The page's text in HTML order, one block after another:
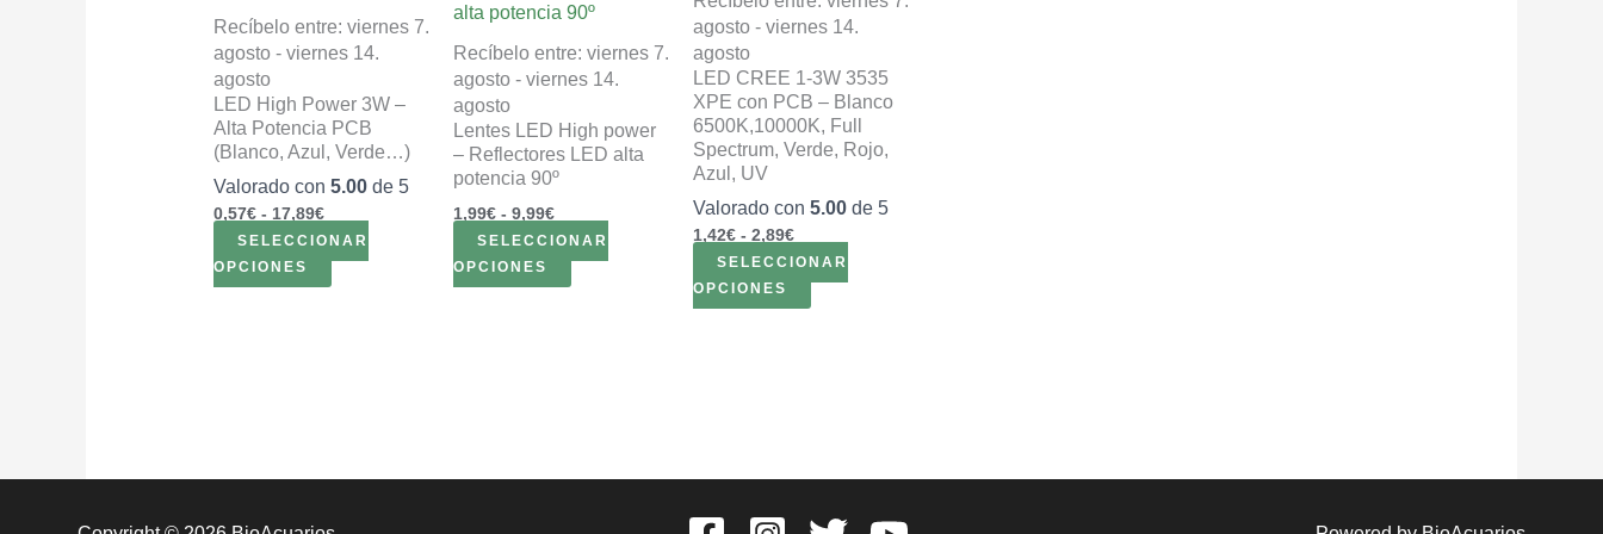
Recíbelo entre: viernes 7.
agosto - viernes 14.
agosto
LED High Power 3W –
Alta Potencia PCB
(Blanco, Azul, Verde…)
Valorado con 5.00de 5
0,57€ - 17,89€
desde
0,57€
hasta
SELECCIONAR
OPCIONES
múltiples
variantes.
opciones
se
elegir
en
la
Recíbelo entre: viernes 7.
agosto - viernes 14.
agosto
Lentes LED High power
– Reflectores LED alta
potencia 90º
1,99€ - 9,99€
desde
1,99€
hasta
9,99€
SELECCIONAR
OPCIONES
tiene
variantes.
Las
se
en
la
agosto - viernes 14.
agosto
LED CREE 1-3W 3535
XPE con PCB – Blanco
6500K,10000K, Full
Spectrum, Verde, Rojo,
Azul, UV
Valorado con5.00 de 5
1,42€ - 2,89€
desde
2,89€
SELECCIONAR
OPCIONES
tiene
múltiples
Las
opciones
se
en
la
página